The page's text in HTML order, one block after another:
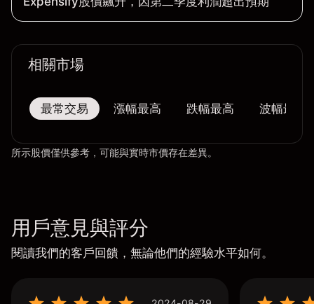
相關市場
最常交易 漲幅最高 跌幅最高 波幅最大
所示股價僅供參考，可能與實時市價存在差異。
用戶意見與評分
閱讀我們的客戶回饋，無論他們的經驗水平如何。